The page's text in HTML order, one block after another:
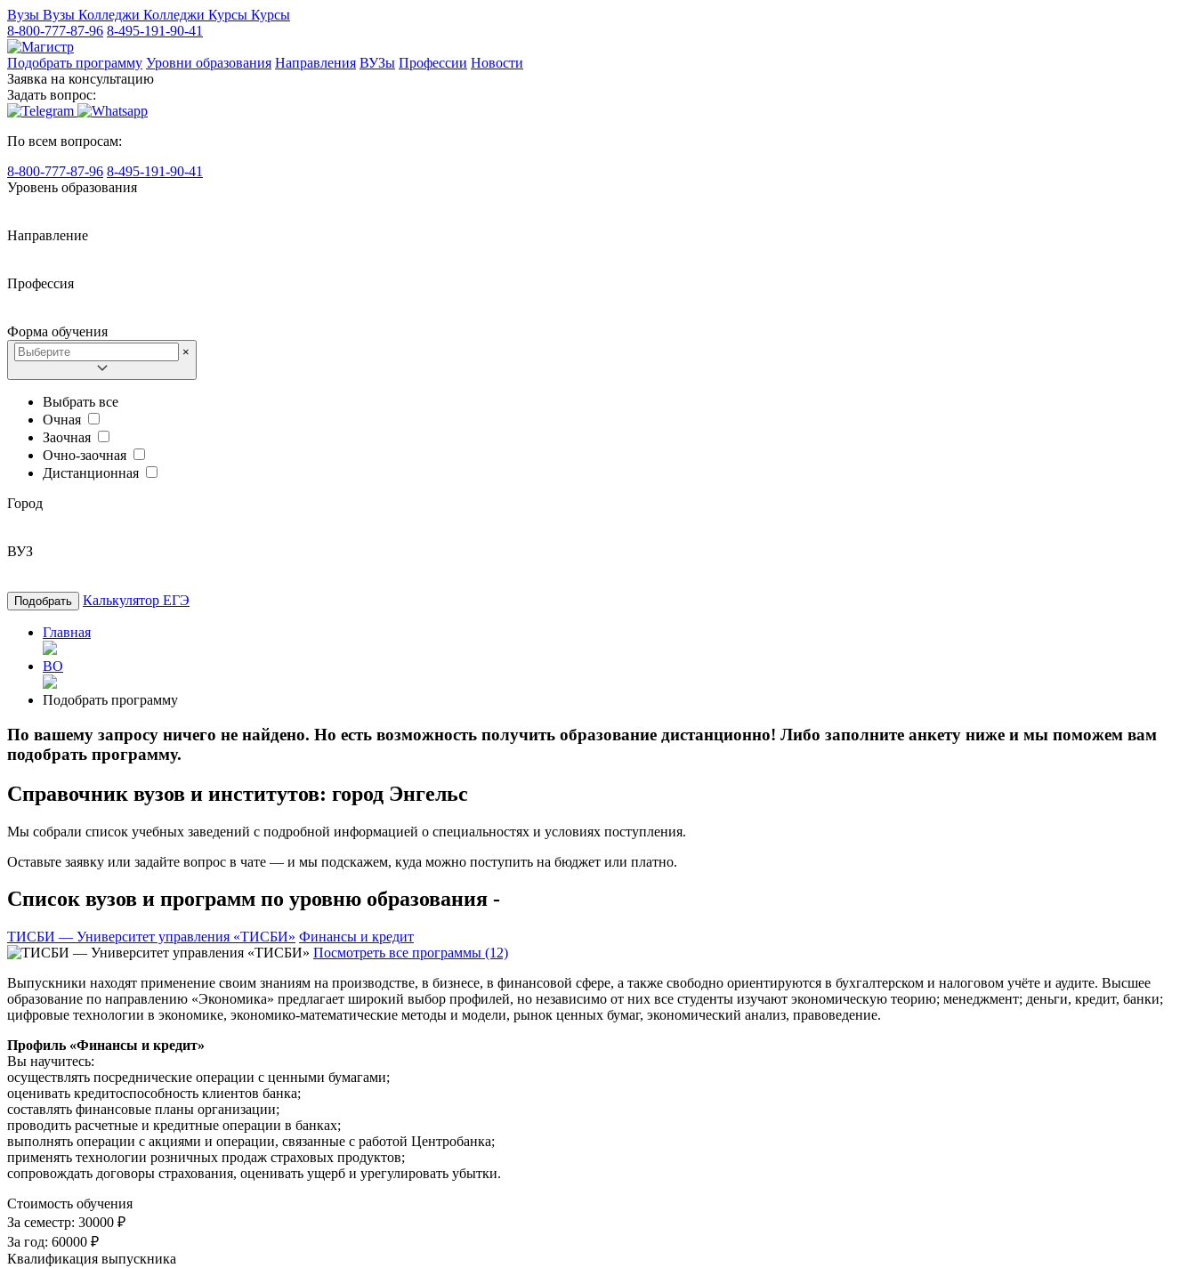
Вузы Вузы Колледжи Колледжи Курсы Курсы
8-800-777-87-96 8-495-191-90-41
Подобрать программу Уровни образования Направления ВУЗы Профессии Новости
Заявка на консультацию
Задать вопрос:
По всем вопросам:
8-800-777-87-96 8-495-191-90-41
Уровень образования
Направление
Профессия
Форма обучения
×
Выбрать все
Очная
Заочная
Очно-заочная
Дистанционная
Город
ВУЗ
Подобрать Калькулятор ЕГЭ
Главная
ВО
Подобрать программу
По вашему запросу ничего не найдено. Но есть возможность получить образование дистанционно! Либо заполните анкету ниже и мы поможем вам
подобрать программу.
Справочник вузов и институтов: город Энгельс
Мы собрали список учебных заведений с подробной информацией о специальностях и условиях поступления.
Оставьте заявку или задайте вопрос в чате — и мы подскажем, куда можно поступить на бюджет или платно.
Список вузов и программ по уровню образования -
ТИСБИ — Университет управления «ТИСБИ» Финансы и кредит
Посмотреть все программы (12)
Выпускники находят применение своим знаниям на производстве, в бизнесе, в финансовой сфере, а также свободно ориентируются в бухгалтерском и налоговом учёте и аудите. Высшее
образование по направлению «Экономика» предлагает широкий выбор профилей, но независимо от них все студенты изучают экономическую теорию; менеджмент; деньги, кредит, банки;
цифровые технологии в экономике, экономико-математические методы и модели, рынок ценных бумаг, экономический анализ, правоведение.
Профиль «Финансы и кредит»
Вы научитесь:
осуществлять посреднические операции с ценными бумагами;
оценивать кредитоспособность клиентов банка;
составлять финансовые планы организации;
проводить расчетные и кредитные операции в банках;
выполнять операции с акциями и операции, связанные с работой Центробанка;
применять технологии розничных продаж страховых продуктов;
сопровождать договоры страхования, оценивать ущерб и урегулировать убытки.
Стоимость обучения
За семестр: 30000 ₽
За год: 60000 ₽
Квалификация выпускника